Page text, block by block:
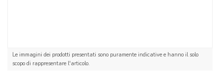
Le immagini dei prodotti presentati sono puramente indicative e hanno il solo
scopo di rappresentare l'articolo.